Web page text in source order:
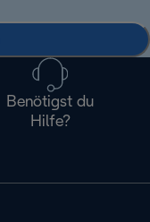
Benötigst du
Hilfe?